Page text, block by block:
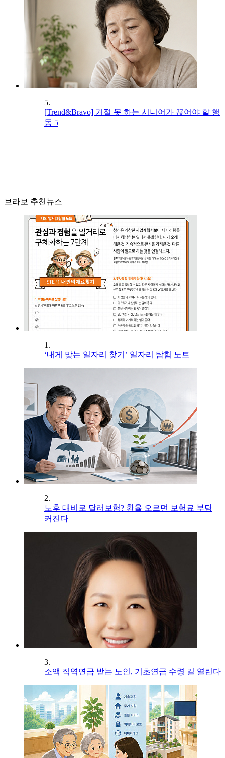
5.
[Trend&Bravo] 거절 못 하는 시니어가 끊어야 할 행
동 5
브라보 추천뉴스
1.
‘내게 맞는 일자리 찾기’ 일자리 탐험 노트
2.
노후 대비로 달러보험? 환율 오르면 보험료 부담
커진다
3.
소액 직역연금 받는 노인, 기초연금 수령 길 열린다